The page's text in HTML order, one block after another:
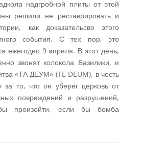
надгробной плиты от этой
решили не реставрировать и
как доказательсво этого
события. С тех пор, это
ежегодно 9 апреля. В этот день,
звонят колокола Базилики, и
«ТА ДЕУМ» (TE DEUM), в честь
за то, что он уберёг церковь от
повреждений и разрушений,
произойти, если бы бомба